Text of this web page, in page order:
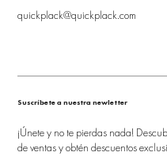
quickplack@quickplack.com
Suscríbete a nuestra newletter
¡Únete y no te pierdas nada!
de ventas y obtén descuentos